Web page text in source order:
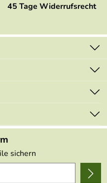
45 Tage Widerrufsrecht
sichern